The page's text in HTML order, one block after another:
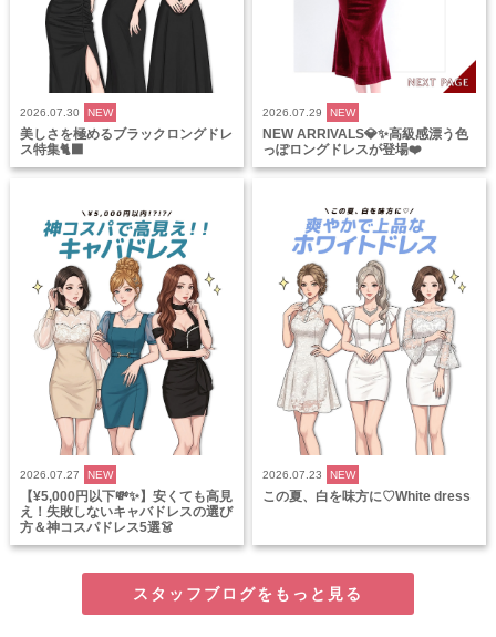
2026.07.30 NEW
美しさを極めるブラックロングドレ
ス特集🐈‍⬛
2026.07.29 NEW
NEW ARRIVALS💎✨高級感漂う色
っぽロングドレスが登場❤️
2026.07.27 NEW
【¥5,000円以下💸✨】安くても高見
え！失敗しないキャバドレスの選び
方＆神コスパドレス5選👗
2026.07.23 NEW
この夏、白を味方に♡White dress
スタッフブログをもっと見る